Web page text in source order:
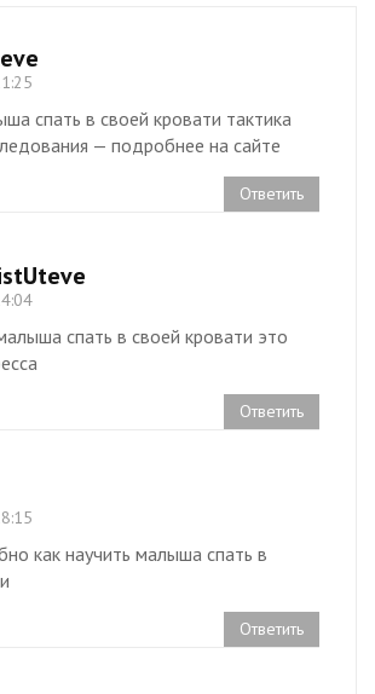
спать в своей кровати тактика
— подробнее на сайте
Ответить
спать в своей кровати это
Ответить
как научить малыша спать в
Ответить